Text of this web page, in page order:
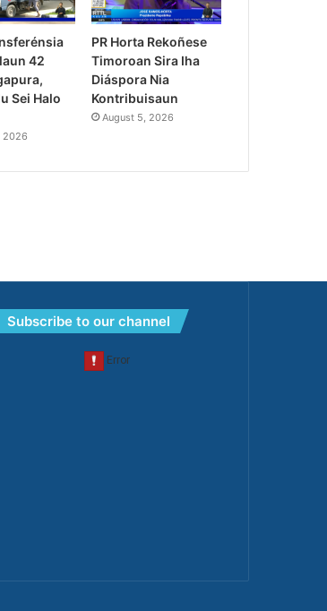
42
Sei Halo
2026
PR Horta Rekoñese
Timoroan Sira Iha
Diáspora Nia
Kontribuisaun
August 5, 2026
Subscribe to our channel